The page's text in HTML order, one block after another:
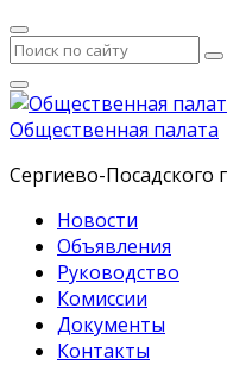
Общественная палата
Сергиево-Посадского
Новости
Объявления
Руководство
Комиссии
Документы
Контакты